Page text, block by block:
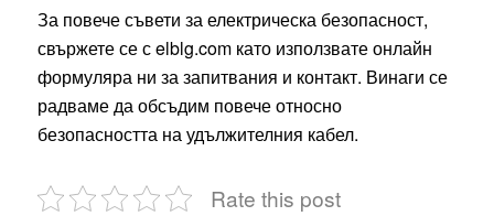
За повече съвети за електрическа безопасност,
свържете се с elblg.com като използвате онлайн
формуляра ни за запитвания и контакт. Винаги се
радваме да обсъдим повече относно
безопасността на удължителния кабел.
Rate this post